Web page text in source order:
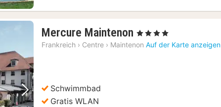
Nächstes Bild
Mercure Maintenon 1
Nacht
, 4 Sterne
Frankreich › Centre › Maintenon Auf der Karte anzeigen
Schwimmbad
Gratis WLAN